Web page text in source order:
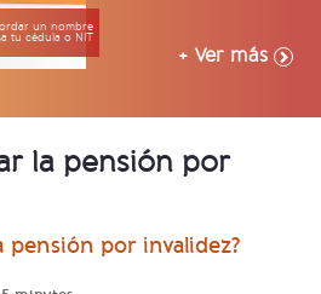
un nombre
tu cédula o NIT
+ Ver más
la pensión por
pensión por invalidez?